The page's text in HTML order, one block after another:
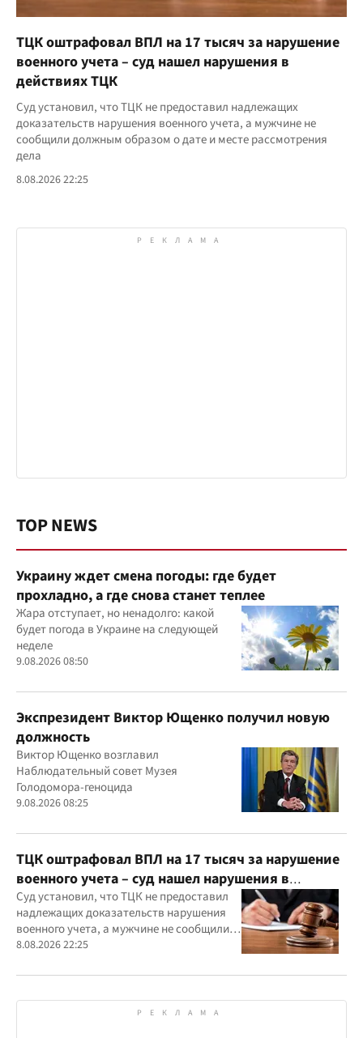
ТЦК оштрафовал ВПЛ на 17 тысяч за нарушение
военного учета – суд нашел нарушения в
действиях ТЦК
Суд установил, что ТЦК не предоставил надлежащих
доказательств нарушения военного учета, а мужчине не
сообщили должным образом о дате и месте рассмотрения
дела
8.08.2026 22:25
TOP NEWS
Украину ждет смена погоды: где будет
прохладно, а где снова станет теплее
Жара отступает, но ненадолго: какой
будет погода в Украине на следующей
неделе
9.08.2026 08:50
Экспрезидент Виктор Ющенко получил новую
должность
Виктор Ющенко возглавил
Наблюдательный совет Музея
Голодомора-геноцида
9.08.2026 08:25
ТЦК оштрафовал ВПЛ на 17 тысяч за нарушение
военного учета – суд нашел нарушения в
действиях ТЦК
Суд установил, что ТЦК не предоставил
надлежащих доказательств нарушения
военного учета, а мужчине не сообщили
должным образом о дате и месте
8.08.2026 22:25